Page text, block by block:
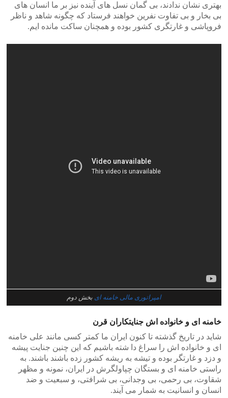
بهتری نشان ندادند، بی گمان نسل های آینده نیز بر ما انسان های
بی بخار و بی تفاوت نفرین خواهند فرستاد که چگونه شاهد و ناظر
فروپاشی و غارتگری کشور بوده و همچنان ساکت مانده ایم.
امپراتوری مالی خامنه ای بخش دوم
خامنه ای و خانواده اش جنایتکاران قرن
شاید در تاریخ گذشته تا کنون ایران ما کمتر کسی مانند علی خامنه
ای و خانواده اش را سراغ دا شته باشیم که این چنین جنایت پیشه
و دزد و غارتگر بوده و تیشه به ریشه کشور زده باشند باشند. به
راستی خامنه ای و بستگان چپاولگرش در ایران، نمونه و مظهر
شقاوت، بی رحمی، بی وجدانی، بی شرافتی، و سبعیت و ضد
انسان و انسانیت به شمار می آیند.